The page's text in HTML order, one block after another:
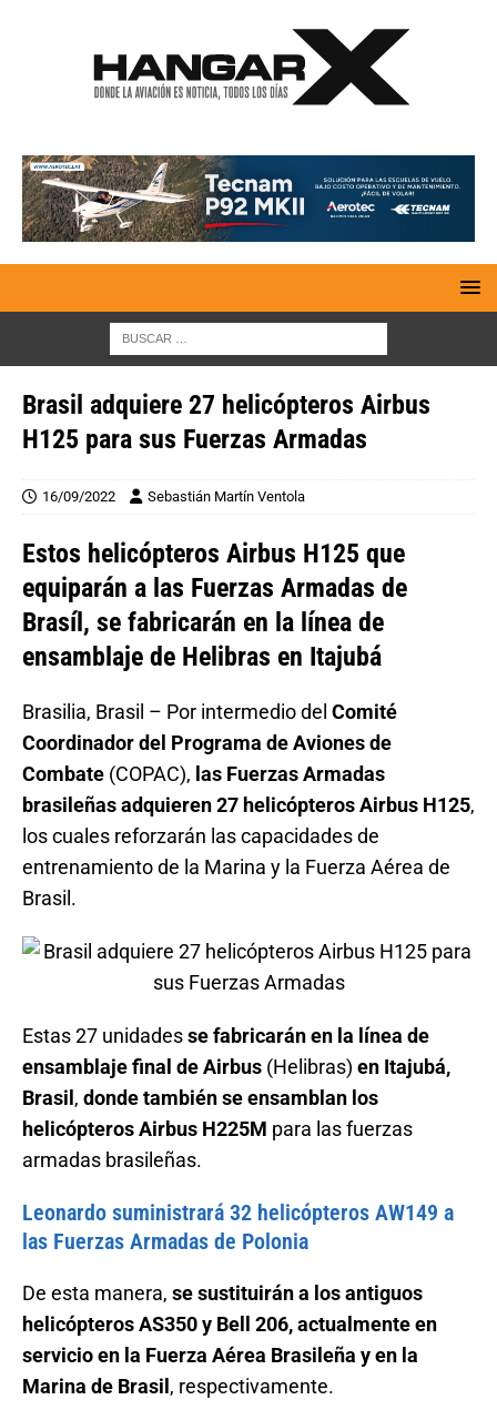
Brasil adquiere 27 helicópteros Airbus
H125 para sus Fuerzas Armadas
16/09/2022 Sebastián Martín Ventola
Estos helicópteros Airbus H125 que
equiparán a las Fuerzas Armadas de
Brasíl, se fabricarán en la línea de
ensamblaje de Helibras en Itajubá
Brasilia, Brasil – Por intermedio del Comité
Coordinador del Programa de Aviones de
Combate (COPAC), las Fuerzas Armadas
brasileñas adquieren 27 helicópteros Airbus H125,
los cuales reforzarán las capacidades de
entrenamiento de la Marina y la Fuerza Aérea de
Brasil.
Estas 27 unidadesse fabricarán en la línea de
ensamblaje final de Airbus (Helibras) en Itajubá,
Brasil, donde también se ensamblan los
helicópteros Airbus H225M para las fuerzas
armadas brasileñas.
Leonardo suministrará 32 helicópteros AW149 a
las Fuerzas Armadas de Polonia
De esta manera, se sustituirán a los antiguos
helicópteros AS350 y Bell 206, actualmente en
servicio en la Fuerza Aérea Brasileña y en la
Marina de Brasil, respectivamente.